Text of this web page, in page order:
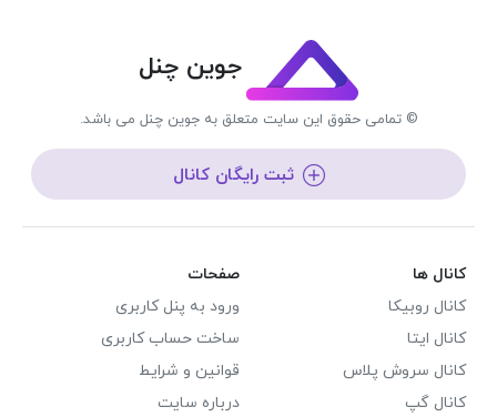
جوین چنل
© تمامی حقوق این سایت متعلق به جوین چنل می باشد.
ثبت رایگان کانال
کانال ها
کانال روبیکا
کانال ایتا
کانال سروش پلاس
کانال گپ
صفحات
ورود به پنل کاربری
ساخت حساب کاربری
قوانین و شرایط
درباره سایت